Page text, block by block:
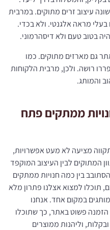
עיצוב זרים מתוקים. במרבית
בעלי מראה אלגנטי. ולא בכדי.
בטוב טעם ולא דיסהרמוני.
גם מארזים מתוקים. כמו
רושה. ולכן, מרבית הלקוחות
והמותג.
ממתקים פתח
מציעה לא מעט אפשרויות,
המתוקים לבין העיצוב המוקפד
בין כמה חנויות ממתקים
תוכלו למצוא אצלנו פתרון מלא
במקום אחד. אנחנו
הזמנה פשוט באתר, כך שתוכלו
וליהנות ממוצרים